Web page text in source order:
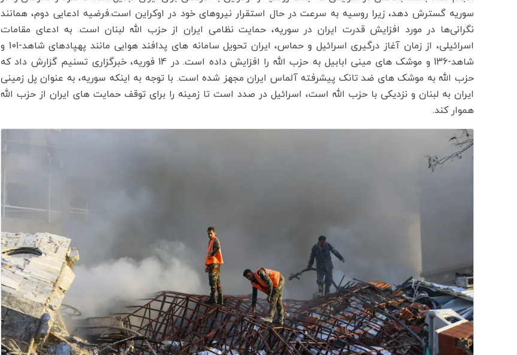
سوریه گسترش دهد، زیرا روسیه به سرعت در حال استقرار نیروهای خود در اوکراین است.فرضیه ادعایی دوم، همانند
نگرانی‌ها در مورد افزایش قدرت ایران در سوریه، حمایت نظامی ایران از حزب الله لبنان است. به ادعای مقامات
اسرائیلی، از زمان آغاز درگیری اسرائیل و حماس، ایران تحویل سامانه های پدافند هوایی مانند پهپادهای شاهد-101 و
شاهد-136 و موشک های مینی ابابیل به حزب الله را افزایش داده است. در 14 فوریه، خبرگزاری تسنیم گزارش داد که
حزب الله به موشک های ضد تانک پیشرفته آلماس ایران مجهز شده است. با توجه به اینکه سوریه، به عنوان پل زمینی
ایران به لبنان و نزدیکی با حزب الله است، اسرائیل در صدد است تا زمینه را برای توقف حمایت های ایران از حزب الله
هموار کند.